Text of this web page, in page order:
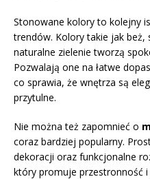
Stonowane kolory to kolejny
trendów. Kolory takie jak beż,
naturalne zielenie tworzą
Pozwalają one na łatwe
co sprawia, że wnętrza są
przytulne.
Nie można też zapomnieć o
coraz bardziej popularny.
dekoracji oraz funkcjonalne
który promuje przestronność